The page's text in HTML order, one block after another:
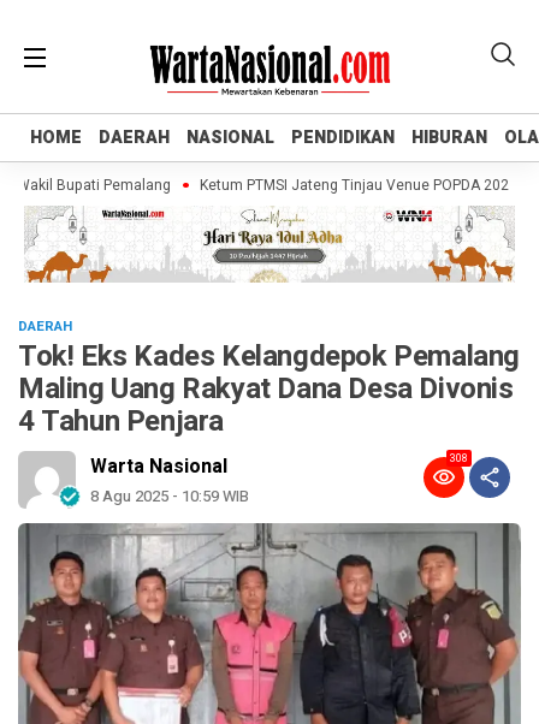
HOME DAERAH NASIONAL PENDIDIKAN HIBURAN
HOME DAERAH NASIONAL PENDIDIKAN HIBURAN
Bupati Pemalang Ketum PTMSI Jateng Tinjau Venue POPDA 2026,
DAERAH
Tok! Eks Kades Kelangdepok Pemalang
Maling Uang Rakyat Dana Desa Divonis
4 Tahun Penjara
Warta Nasional
8 Agu 2025 - 10:59 WIB
308